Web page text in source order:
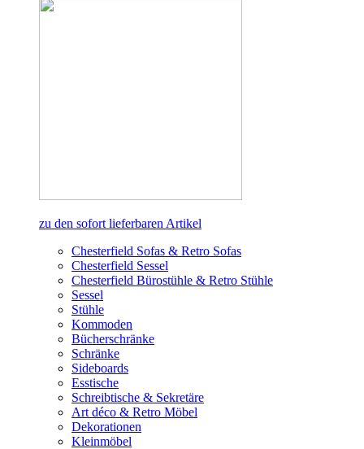
zu den sofort lieferbaren Artikel
Chesterfield Sofas & Retro Sofas
Chesterfield Sessel
Chesterfield Bürostühle & Retro Stühle
Sessel
Stühle
Kommoden
Bücherschränke
Schränke
Sideboards
Esstische
Schreibtische & Sekretäre
Art déco & Retro Möbel
Dekorationen
Kleinmöbel